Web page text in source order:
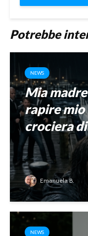
Potrebbe
NEWS
Mia
rapire mio
crociera di
Emanuela B.
NEWS